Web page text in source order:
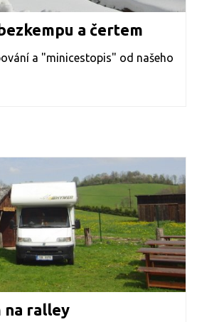
a čertem
a "minicestopis" od našeho
na ralley